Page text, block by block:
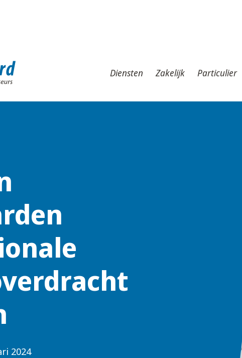
Diensten Zakelijk Particulier
2024